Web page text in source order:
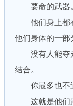
要命的武器
他们身上都有
他们身体的一部
没有人能夺走
结合。
你最多也不过
这就是他们最